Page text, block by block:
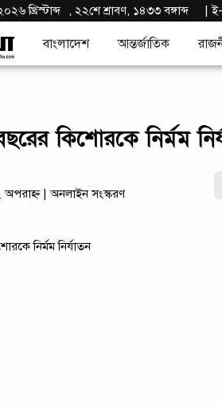
খ্রিস্টাব্দ ,২২শে শ্রাবণ, ১৪৩৩ বঙ্গাব্দ |
বাংলাদেশ আন্তর্জাতিক
কিশোরকে নির্মম
অপরাহ্ন | অনলাইন সংস্করণ